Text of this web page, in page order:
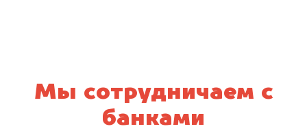
Мы сотрудничаем с
банками